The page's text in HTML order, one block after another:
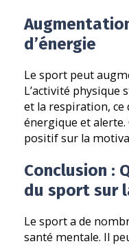
d’énergie
Le sport peut
L’activité physique
et la respiration, ce
énergique et
positif sur la
Conclusion :
du sport sur
Le sport a de
santé mentale. Il